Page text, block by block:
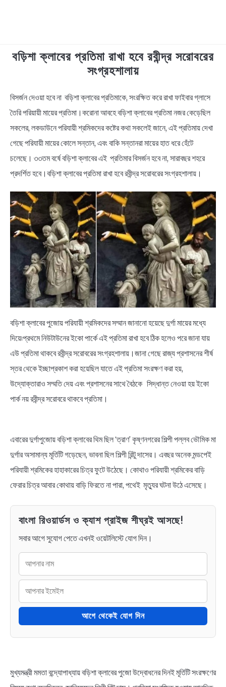
TECHNOLOGY
BIOGRAPHY
EDUCATIONAL
BENGALI WISHES
QUOTES & CAPTIONS
NEWS
BENGALI LYRICS
BENGALI NAMES
বড়িশা ক্লাবের প্রতিমা রাখা হবে রবীন্দ্র সরোবরের
সংগ্রহশালায়
in
News
বিসর্জন দেওয়া হবে না বড়িশা ক্লাবের প্রতিমাকে, সংরক্ষিত করে রাখা ফাইবার গ্লাসে
তৈরি পরিয়ায়ী মায়ের প্রতিমা।করোনা আবহে বড়িশা ক্লাবের প্রতিমা নজর কেড়েছিল
সকলের, লকডাউনে পরিযায়ী শ্রমিকদের কষ্টের কথা সকলেই জানে, এই প্রতিমায় দেখা
গেছে পরিযায়ী মায়ের কোলে সন্তান, এবং বাকি সন্তানরা মায়ের হাত ধরে হেঁটে
চলেছে। ৩৩তম বর্ষে বড়িশা ক্লাবের এই প্রতিমার বিসর্জন হবে না, সারাবছর শহরে
প্রদর্শিত হবে।বড়িশা ক্লাবের প্রতিমা রাখা হবে রবীন্দ্র সরোবরের সংগ্রহশালায়।
বড়িশা ক্লাবের পুজোয় পরিযায়ী শ্রমিকদের সম্মান জানানো হয়েছে দুর্গা মায়ের মধ্যে
দিয়ে৷প্রথমে নিউটাউনের ইকো পার্কে এই প্রতিমা রাখা হবে ঠিক হলেও পরে জানা যায়
এউ প্রতিমা থাকবে রবীন্দ্র সরোবরের সংগ্রহশালায়।জানা গেছে রাজ্য প্রশাসনের শীর্ষ
স্তর থেকে ইচ্ছাপ্রকাশ করা হয়েছিল যাতে এই প্রতিমা সংরক্ষণ করা হয়,
উদ্যোক্তারাও সম্মতি দেয় এবং প্রশাসনের সাথে বৈঠকে সিদ্ধান্ত নেওয়া হয় ইকো
পার্ক নয় রবীন্দ্র সরোবরে থাকবে প্রতিমা।
এবারের দুর্গাপুজোয় বড়িশা ক্লাবের থিম ছিল ‘ত্রাণ’ কৃষ্ণনগরের শিল্পী পল্লব ভৌমিক মা
দুর্গার অসামান্য মূর্তিটি গড়েছেন, ভাবনা ছিল শিল্পী রিন্টু দাসের। এবছর অনেক মন্ডপেই
পরিযায়ী শ্রমিকের হাহাকারের চিত্র ফুটে উঠেছে। কোথাও পরিযায়ী শ্রমিকের বাড়ি
ফেরার চিত্র আবার কোথায় বাড়ি ফিরতে না পারা, পথেই মৃত্যুর ঘটনা উঠে এসেছে।
বাংলা রিওয়ার্ডস ও ক্যাশ প্রাইজ শীঘ্রই আসছে!
সবার আগে সুযোগ পেতে এখনই ওয়েটলিস্টে যোগ দিন।
আগে থেকেই যোগ দিন
মুখ্যমন্ত্রী মমতা বন্দ্যোপাধ্যায় বড়িশা ক্লাবের পুজো উদ্বোধনের দিনই মূর্তিটি সংরক্ষণের